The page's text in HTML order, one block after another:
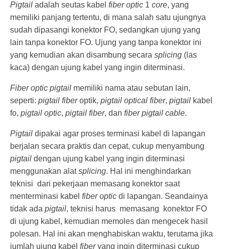
Pigtail adalah seutas kabel fiber optic 1 core, yang
memiliki panjang tertentu, di mana salah satu ujungnya
sudah dipasangi konektor FO, sedangkan ujung yang
lain tanpa konektor FO. Ujung yang tanpa konektor ini
yang kemudian akan disambung secara splicing (las
kaca) dengan ujung kabel yang ingin diterminasi.
Fiber optic pigtail memiliki nama atau sebutan lain,
seperti: pigtail fiberoptik, pigtail optical fiber, pigtail kabel
fo, pigtail optic, pigtail fiber, dan fiber pigtail cable.
Pigtail dipakai agar proses terminasi kabel di lapangan
berjalan secara praktis dan cepat, cukup menyambung
pigtail dengan ujung kabel yang ingin diterminasi
menggunakan alatsplicing. Hal ini menghindarkan
teknisi dari pekerjaan memasang konektor saat
menterminasi kabel fiber optic di lapangan. Seandainya
tidak ada pigtail, teknisi harus memasang konektor FO
di ujung kabel, kemudian memoles dan mengecek hasil
polesan. Hal ini akan menghabiskan waktu, terutama jika
jumlah ujung kabel fiberyang ingin diterminasi cukup